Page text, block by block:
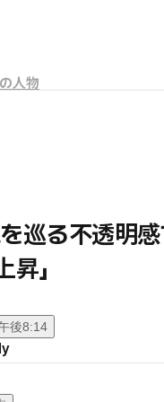
人物
巡る不透明
」
後8:14